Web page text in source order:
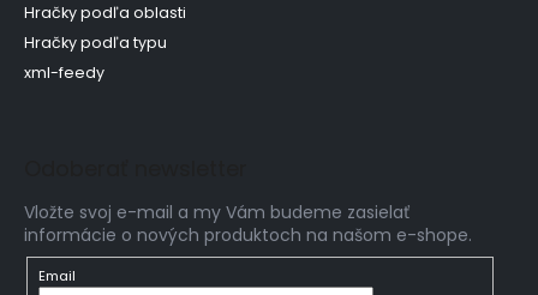
Hračky podľa oblasti
Hračky podľa typu
xml-feedy
Vložte svoj e-mail a my Vám budeme zasielať
informácie o nových produktoch na našom e-shope.
Email